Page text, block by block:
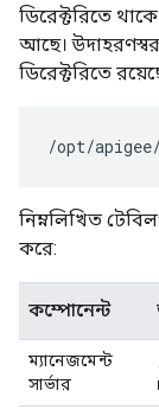
ডিরেক্টরিতে
আছে।
ডিরেক্টরিতে
/opt/apigee/
নিম্নলিখিত
করে:
কম্পোনেন্ট
ম্যানেজমেন্ট
সার্ভার